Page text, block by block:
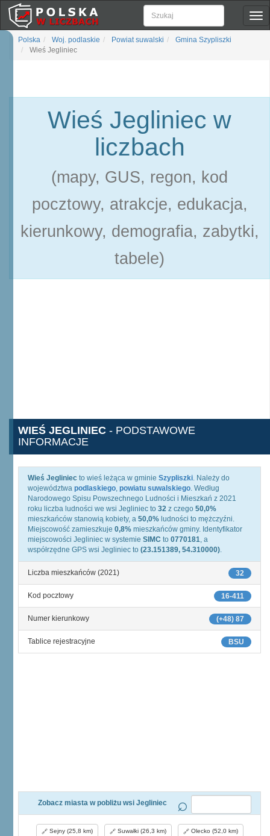
Polska Woj. podlaskie Powiat suwalski
Gmina Szypliszki
Wieś Jegliniec
Wieś Jegliniec w
liczbach
(mapy, GUS, regon, kod
pocztowy, atrakcje, edukacja,
kierunkowy, demografia, zabytki,
tabele)
WIEŚ JEGLINIEC - PODSTAWOWE
INFORMACJE
Wieś Jegliniec to wieś leżąca w gminie Szypliszki. Należy do
województwa podlaskiego, powiatu suwalskiego. Według
Narodowego Spisu Powszechnego Ludności i Mieszkań z 2021
roku liczba ludności we wsi Jegliniec to 32 z czego 50,0%
mieszkańców stanowią kobiety, a 50,0% ludności to mężczyźni.
Miejscowość zamieszkuje 0,8% mieszkańców gminy. Identyfikator
miejscowości Jegliniec w systemie SIMC to 0770181, a
współrzędne GPS wsi Jegliniec to (23.151389, 54.310000).
32
Liczba mieszkańców (2021)
16-411
Kod pocztowy
(+48) 87
Numer kierunkowy
BSU
Tablice rejestracyjne
Zobacz miasta w pobliżu wsi Jegliniec
Sejny (25,8 km) Suwałki (26,3 km) Olecko (52,0 km)